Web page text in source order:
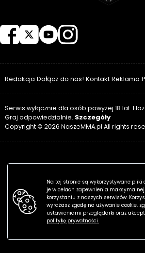
Redakcja Dołącz do nas! Kontakt Reklama
Serwis wyłącznie dla osób powyżej 18 lat.
Graj odpowiedzialnie. Szczegóły
Copyright © 2026 NaszeMMA.pl All rights
Na tej stronie są wykorzystywane pliki
je w celach zapewnienia
korzystaniu z naszych serwisów.
wyrażasz zgodę na używanie cookie,
ustawieniami przeglądarki oraz
politykę prywatności.